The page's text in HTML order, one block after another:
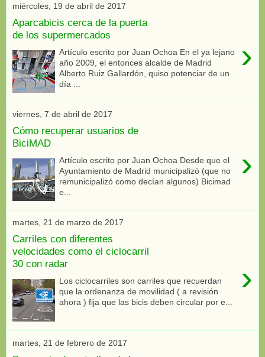
miércoles, 19 de abril de 2017
Aparcabicis cerca de la puerta
de los supermercados
›
Artículo escrito por Juan Ochoa En el ya lejano
año 2009, el entonces alcalde de Madrid
Alberto Ruiz Gallardón, quiso potenciar de un
día ...
viernes, 7 de abril de 2017
Cómo recuperar usuarios de
BiciMAD
›
Artículo escrito por Juan Ochoa Desde que el
Ayuntamiento de Madrid municipalizó (que no
remunicipalizó como decían algunos) Bicimad
e...
martes, 21 de marzo de 2017
Carriles con diferentes
velocidades como el ciclocarril
30 con radar
›
Los ciclocarriles son carriles que recuerdan
que la ordenanza de movilidad ( a revisión
ahora ) fija que las bicis deben circular por e...
martes, 21 de febrero de 2017